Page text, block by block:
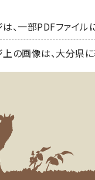
、一部PDFファイ
の画像は、大分県